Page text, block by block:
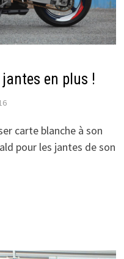
jantes en plus !
carte blanche à son
pour les jantes de son